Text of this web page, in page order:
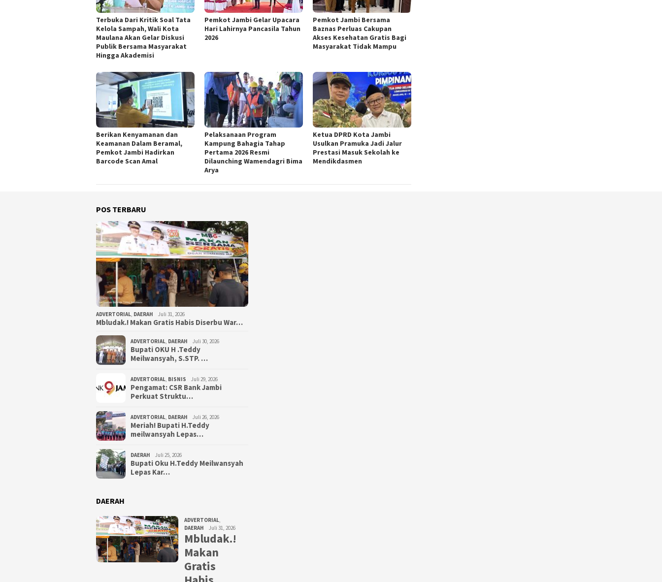
Terbuka Dari Kritik Soal Tata
Kelola Sampah, Wali Kota
Maulana Akan Gelar Diskusi
Publik Bersama Masyarakat
Hingga Akademisi
Pemkot Jambi Gelar Upacara
Hari Lahirnya Pancasila Tahun
2026
Pemkot Jambi Bersama
Baznas Perluas Cakupan
Akses Kesehatan Gratis Bagi
Masyarakat Tidak Mampu
Berikan Kenyamanan dan
Keamanan Dalam Beramal,
Pemkot Jambi Hadirkan
Barcode Scan Amal
Pelaksanaan Program
Kampung Bahagia Tahap
Pertama 2026 Resmi
Dilaunching Wamendagri Bima
Arya
Ketua DPRD Kota Jambi
Usulkan Pramuka Jadi Jalur
Prestasi Masuk Sekolah ke
Mendikdasmen
POS TERBARU
ADVERTORIAL, DAERAH Juli 31, 2026
Mbludak.! Makan Gratis Habis Diserbu War…
ADVERTORIAL, DAERAH Juli 30, 2026
Bupati OKU H .Teddy
Meilwansyah, S.STP. …
ADVERTORIAL, BISNIS Juli 29, 2026
Pengamat: CSR Bank Jambi
Perkuat Struktu…
ADVERTORIAL, DAERAH Juli 26, 2026
Meriah! Bupati H.Teddy
meilwansyah Lepas…
DAERAH Juli 25, 2026
Bupati Oku H.Teddy Meilwansyah
Lepas Kar…
DAERAH
ADVERTORIAL,
DAERAH
Juli 31, 2026
Mbludak.!
Makan
Gratis